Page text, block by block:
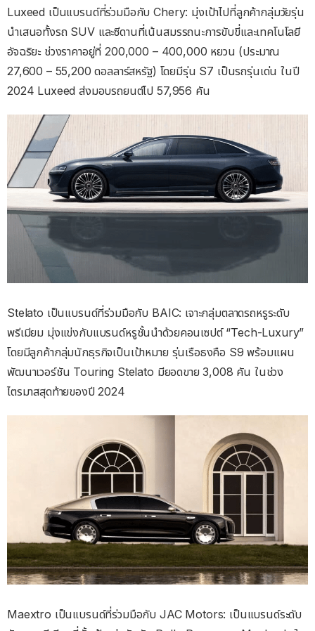
Luxeed เป็นแบรนด์ที่ร่วมมือกับ Chery: มุ่งเป้าไปที่ลูกค้ากลุ่มวัยรุ่น
นำเสนอทั้งรถ SUV และซีดานที่เน้นสมรรถนะการขับขี่และเทคโนโลยี
อัจฉริยะ ช่วงราคาอยู่ที่ 200,000 – 400,000 หยวน (ประมาณ
27,600 – 55,200 ดอลลาร์สหรัฐ) โดยมีรุ่น S7 เป็นรถรุ่นเด่น ในปี
2024 Luxeed ส่งมอบรถยนต์ไป 57,956 คัน
Stelato เป็นแบรนด์ที่ร่วมมือกับ BAIC: เจาะกลุ่มตลาดรถหรูระดับ
พรีเมียม มุ่งแข่งกับแบรนด์หรูชั้นนำด้วยคอนเซปต์ “Tech-Luxury”
โดยมีลูกค้ากลุ่มนักธุรกิจเป็นเป้าหมาย รุ่นเรือธงคือ S9 พร้อมแผน
พัฒนาเวอร์ชัน Touring Stelato มียอดขาย 3,008 คัน ในช่วง
ไตรมาสสุดท้ายของปี 2024
Maextro เป็นแบรนด์ที่ร่วมมือกับ JAC Motors: เป็นแบรนด์ระดับ